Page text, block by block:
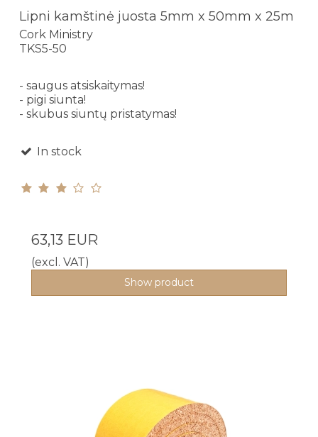
Lipni kamštinė juosta 5mm x 50mm x 25m
Cork Ministry
TKS5-50
- saugus atsiskaitymas!
- pigi siunta!
- skubus siuntų pristatymas!
In stock
63,13 EUR
(excl. VAT)
Show product